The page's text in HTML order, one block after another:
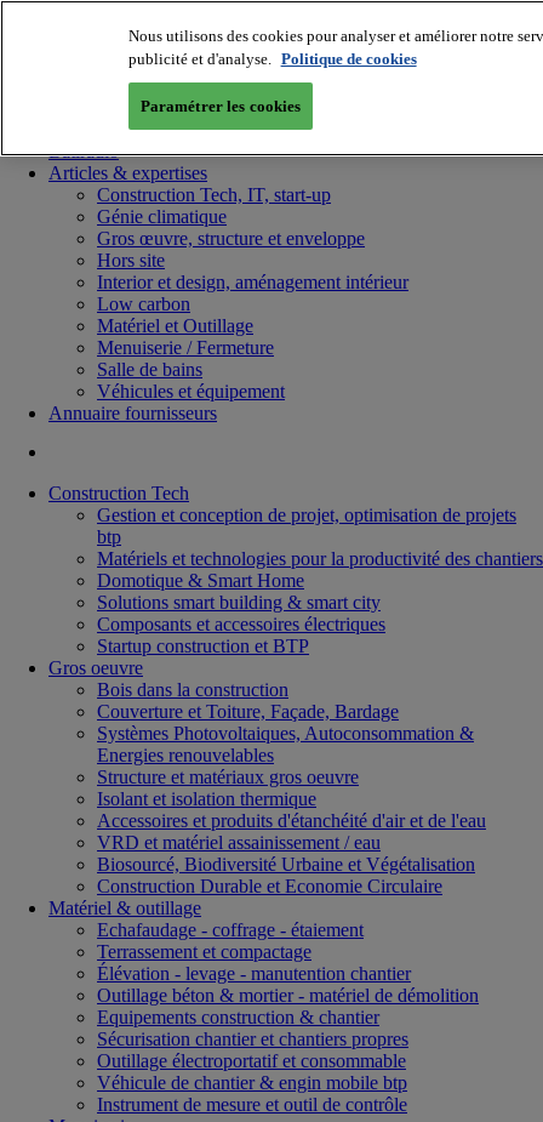
Batiradio
Articles & expertises
Construction Tech, IT, start-up
Génie climatique
Gros œuvre, structure et enveloppe
Hors site
Interior et design, aménagement intérieur
Low carbon
Matériel et Outillage
Menuiserie / Fermeture
Salle de bains
Véhicules et équipement
Annuaire fournisseurs
Construction Tech
Gestion et conception de projet, optimisation de projets
btp
Matériels et technologies pour la productivité des chantiers
Domotique & Smart Home
Solutions smart building & smart city
Composants et accessoires électriques
Startup construction et BTP
Gros oeuvre
Bois dans la construction
Couverture et Toiture, Façade, Bardage
Systèmes Photovoltaiques, Autoconsommation &
Energies renouvelables
Structure et matériaux gros oeuvre
Isolant et isolation thermique
Accessoires et produits d'étanchéité d'air et de l'eau
VRD et matériel assainissement / eau
Biosourcé, Biodiversité Urbaine et Végétalisation
Construction Durable et Economie Circulaire
Matériel & outillage
Echafaudage - coffrage - étaiement
Terrassement et compactage
Élévation - levage - manutention chantier
Outillage béton & mortier - matériel de démolition
Equipements construction & chantier
Sécurisation chantier et chantiers propres
Outillage électroportatif et consommable
Véhicule de chantier & engin mobile btp
Instrument de mesure et outil de contrôle
Nous utilisons des cookies pour analyser et améliorer notre
publicité et d'analyse. Politique de cookies
Paramétrer les cookies